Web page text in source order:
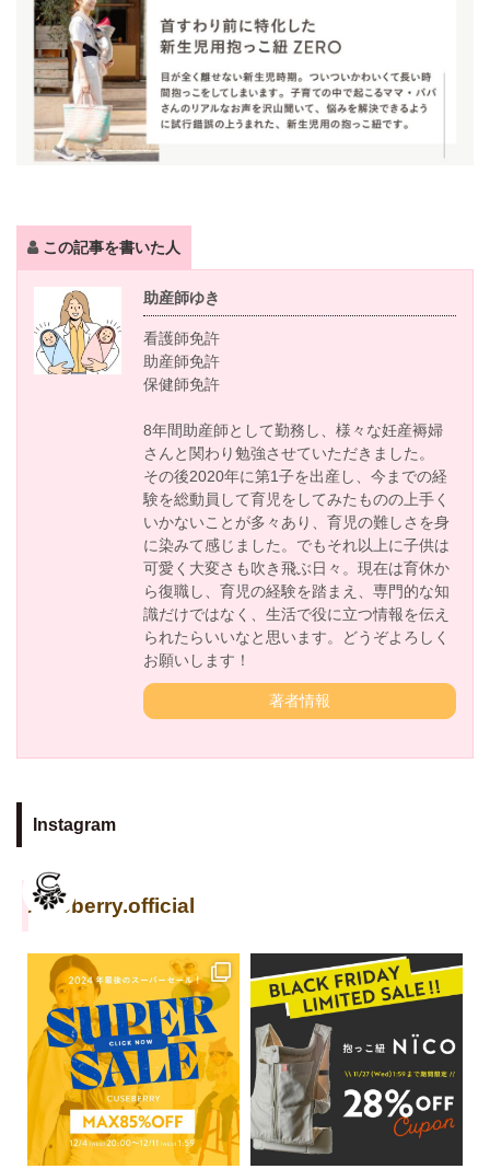
この記事を書いた人
助産師ゆき
看護師免許
助産師免許
保健師免許
8年間助産師として勤務し、様々な妊産褥婦
さんと関わり勉強させていただきました。
その後2020年に第1子を出産し、今までの経
験を総動員して育児をしてみたものの上手く
いかないことが多々あり、育児の難しさを身
に染みて感じました。でもそれ以上に子供は
可愛く大変さも吹き飛ぶ日々。現在は育休か
ら復職し、育児の経験を踏まえ、専門的な知
識だけではなく、生活で役に立つ情報を伝え
られたらいいなと思います。どうぞよろしく
お願いします！
著者情報
Instagram
cuseberry.official